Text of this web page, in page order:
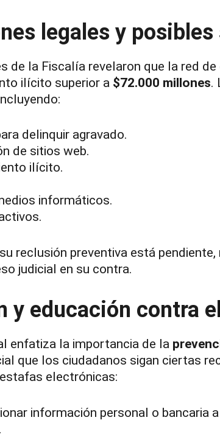
legales y posibles
de la Fiscalía revelaron que la red
ilícito superior a $72.000 millones.
delinquir agravado.
de sitios web.
ilícito.
informáticos.
reclusión preventiva está
judicial en su contra.
y educación contra
enfatiza la importancia de la
que los ciudadanos sigan ciertas
electrónicas:
información personal o bancaria